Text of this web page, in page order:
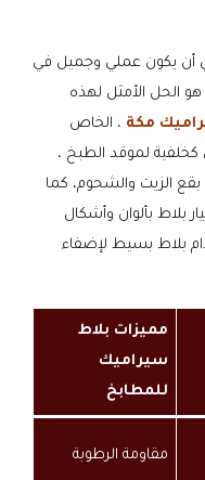
أن يكون عملي وجميل في
الحل الأمثل لهذه
مكة ، الخاص
كخلفية لموقد الطبخ ،
الزيت والشحوم، كما
بلاط بألوان وأشكال
بلاط بسيط لإضفاء
مميزات بلاط
سيراميك
للمطابخ
مقاومة الرطوبة